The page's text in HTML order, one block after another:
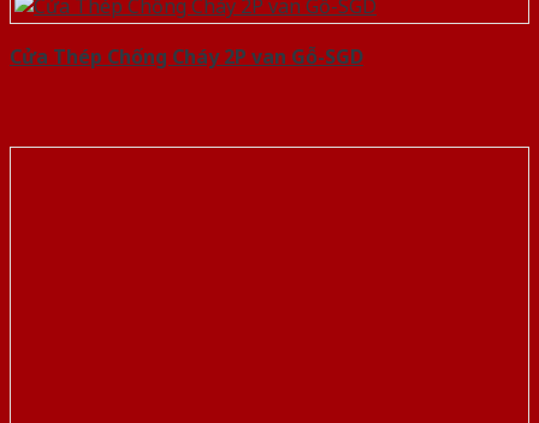
Cửa Thép Chống Cháy 2P van Gỗ-SGD